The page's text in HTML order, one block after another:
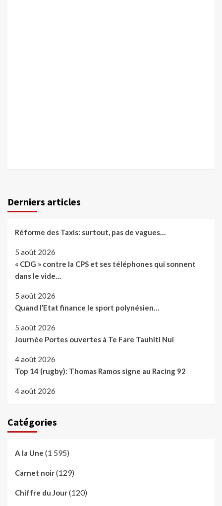
Derniers articles
Réforme des Taxis: surtout, pas de vagues…
5 août 2026
« CDG » contre la CPS et ses téléphones qui sonnent
dans le vide…
5 août 2026
Quand l’Etat finance le sport polynésien…
5 août 2026
Journée Portes ouvertes à Te Fare Tauhiti Nui
4 août 2026
Top 14 (rugby): Thomas Ramos signe au Racing 92
4 août 2026
Catégories
A la Une (1 595)
Carnet noir(129)
Chiffre du Jour(120)